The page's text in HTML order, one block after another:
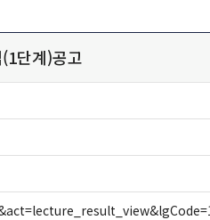
단계)공고